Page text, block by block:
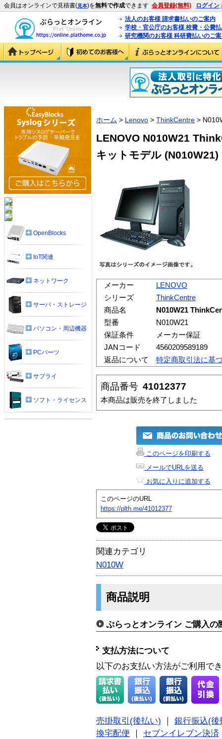
会員はオンラインで見積書(見本)を無料で作成できます 会員登録(無料) ログイン
法人のお客様 請求書払いのご案内
学校・官公庁のお客様 校費・公費
研究機関のお客様 科研費払いのご
ホーム > Lenovo > ThinkCentre >
LENOVO N010W21
キットモデル (N010W21)
メーカー
LENOVO
シリーズ
ThinkCentre
商品名
N010W21
型番
N010W21
保証条件
メーカー保証
JANコード
4560209589189
返品について
特定商取引法に基
商品番号 41012377
本商品は販売を終了しました
このページを印刷する
メールでURLを送る
お気に入りに追加する
このページのURL
https://plth.me/41012377
関連カテゴリ
N010W
商品説明
ぷらっとオンライン ご購入の
支払方法について
以下のお支払い方法がご利用で
売掛取引(後払い)
銀行振込(後
換宅配便
セブンイレブン決済
OpenBlocks
IoT関連
ネットワーク
サーバ・ストレージ
パソコン・周辺機器
PCパーツ
サプライ
ソフト・ライセンス